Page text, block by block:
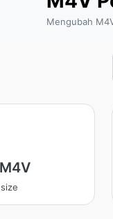
Mengubah